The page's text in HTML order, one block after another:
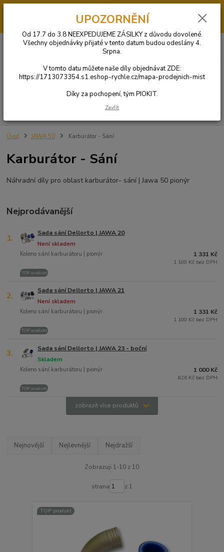
ODESÍLÁNY OBJEDNÁVKY. Díly si můžete objednat u jednoho z našich
obchodních partnerů KLIKNUTÍM ZDE.
Menu
CZK
+420 731 269 669
za
Úvod JAWA 50 Karburátor - Sání
Karburátor - Sání
Náhradní díly pro oblast karburátor- sání | Jawa 50 pionýr
Nejprodávanější
1. Sada sání Dellorto | JAWA 20
Koleno sání karburátoru | pionýr
Není skladem
TOP produkt
1 331 Kč
1 100 Kč bez DPH
2. Sada sání Dellorto | JAWA 21
Koleno sání karburátoru | pionýr
Není skladem
TOP produkt
1 331 Kč
1 100 Kč bez DPH
3. Sada sání Dellorto | JAWA 23 - boční
Koleno sání karburátoru | pionýr
Skladem
TOP produkt
1 000 Kč
826 Kč bez DPH
zobrazit více produktů
Nejnovější Nejlevnější Nejdražší
Zobrazuji 1-10 z 10
strana z 1
TOP produkt
UPOZORNĚNÍ
Od 17.7 do 3.8 NEEXPEDUJEME ZÁSILKY z důvodu dovolené.
Všechny objednávky přijaté v tento datum budou odeslány 4.
Srpna.
V tomto datu můžete naše díly objednávat ZDE:
https://1713073354.s1.eshop-rychle.cz/mapa-prodejnich-mist
Díky za pochopení, tým PIOKIT.
Zavřít